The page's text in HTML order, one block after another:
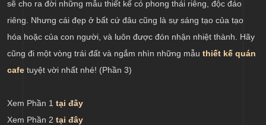
sẽ cho ra đời những mẫu thiết kế có phong thái riêng, độc đáo
riêng. Nhưng cái đẹp ở bất cứ đâu cũng là sự sáng tạo của tạo
hóa hoặc của con người, và luôn được đón nhận nhiệt thành. Hãy
cũng đi một vòng trái đất và ngắm nhìn những mẫu thiết kế quán
cafe tuyệt vời nhất nhé! (Phần 3)
Xem Phần 1 tại đây
Xem Phần 2 tại đây